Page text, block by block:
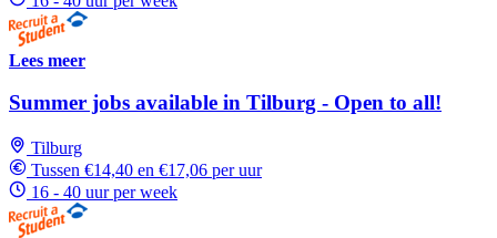
Lees meer
Summer jobs available in Tilburg - Open to all!
Tilburg
Tussen €14,40 en €17,06 per uur
16 - 40 uur per week